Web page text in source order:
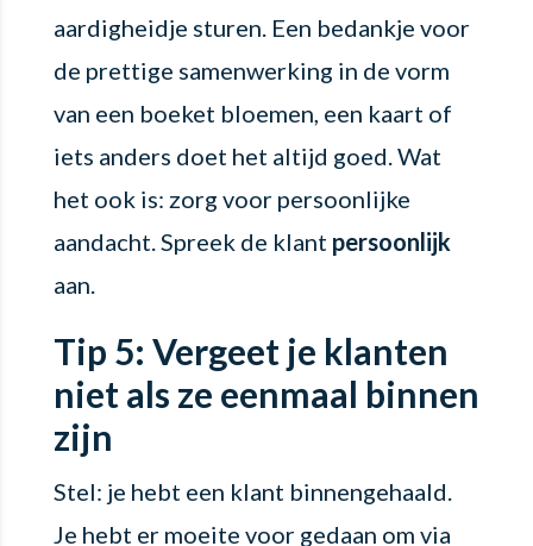
aardigheidje sturen. Een bedankje voor
de prettige samenwerking in de vorm
van een boeket bloemen, een kaart of
iets anders doet het altijd goed. Wat
het ook is: zorg voor persoonlijke
aandacht. Spreek de klant persoonlijk
aan.
Tip 5: Vergeet je klanten
niet als ze eenmaal binnen
zijn
Stel: je hebt een klant binnengehaald.
Je hebt er moeite voor gedaan om via